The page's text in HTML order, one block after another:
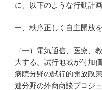
に、以下のような行動計
一、秩序正しく自主開放
（一）電気通信、医療、
大する。試行地域が付加
病院分野の試行的開放政
連分野の外商商談プロジ